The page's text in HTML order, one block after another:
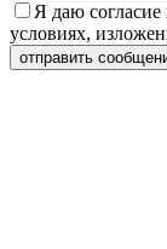
Я даю согласие
условиях,